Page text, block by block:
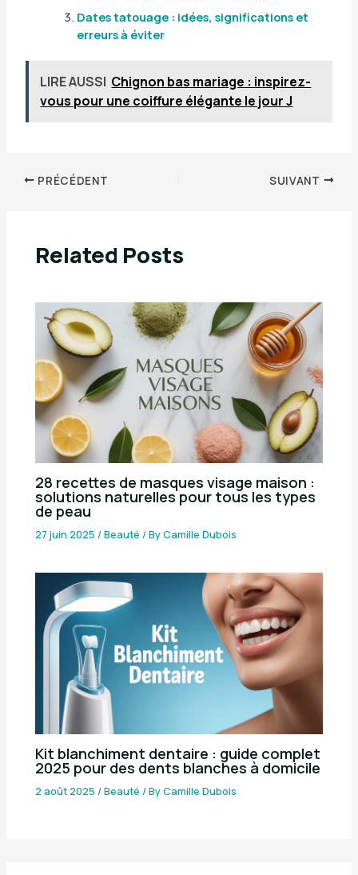
Dates tatouage : idées, significations et
erreurs à éviter
LIRE AUSSI Chignon bas mariage : inspirez-
vous pour une coiffure élégante le jour J
PRÉCÉDENT SUIVANT
Related Posts
28 recettes de masques visage maison :
solutions naturelles pour tous les types
de peau
27 juin 2025/Beauté / ByCamille Dubois
Kit blanchiment dentaire : guide complet
2025 pour des dents blanches à domicile
2 août 2025/Beauté / ByCamille Dubois